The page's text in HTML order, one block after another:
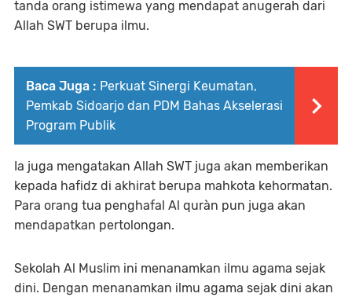
tanda orang istimewa yang mendapat anugerah dari
Allah SWT berupa ilmu.
Baca Juga : Perkuat Sinergi Keumatan,
Pemkab Sidoarjo dan PDM Bahas Akselerasi
Program Publik
Ia juga mengatakan Allah SWT juga akan memberikan
kepada hafidz di akhirat berupa mahkota kehormatan.
Para orang tua penghafal Al quràn pun juga akan
mendapatkan pertolongan.
Sekolah Al Muslim ini menanamkan ilmu agama sejak
dini. Dengan menanamkan ilmu agama sejak dini akan